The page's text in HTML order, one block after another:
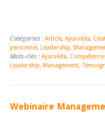
Catégories : Article, Ayurvéda,
personnel , Leadership,
Mots-clés : Ayurvéda,
Leadership, Management,
Webinaire